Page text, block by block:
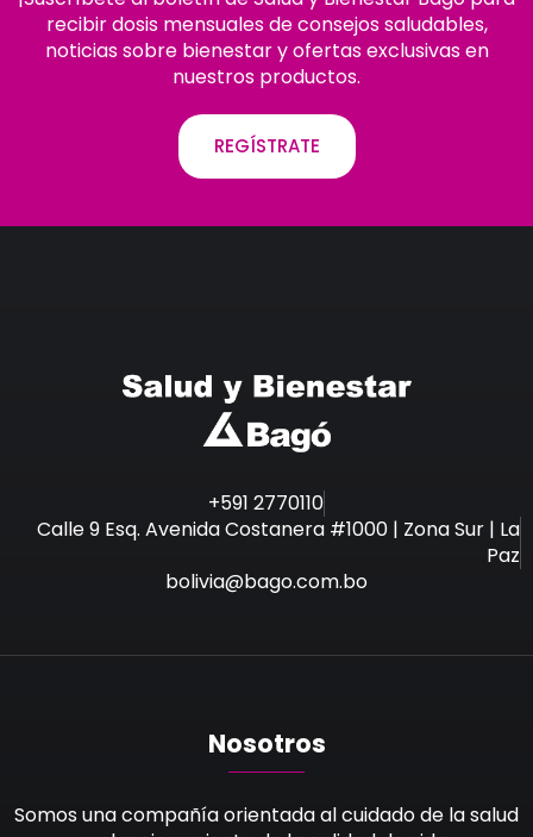
recibir dosis mensuales de consejos saludables,
noticias sobre bienestar y ofertas exclusivas en
nuestros productos.
REGÍSTRATE
+591 2770110
Calle 9 Esq. Avenida Costanera #1000 | Zona Sur | La
Paz
bolivia@bago.com.bo
Nosotros
Somos una compañía orientada al cuidado de la salud